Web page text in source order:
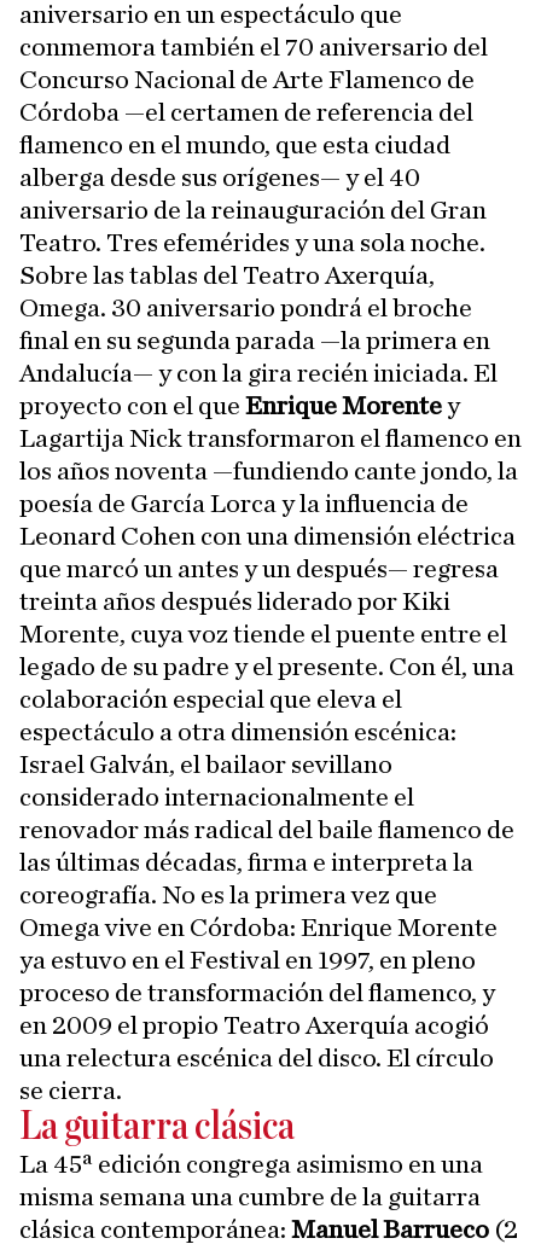
aniversario en un espectáculo que
conmemora también el 70 aniversario del
Concurso Nacional de Arte Flamenco de
Córdoba —el certamen de referencia del
flamenco en el mundo, que esta ciudad
alberga desde sus orígenes— y el 40
aniversario de la reinauguración del Gran
Teatro. Tres efemérides y una sola noche.
Sobre las tablas del Teatro Axerquía,
Omega. 30 aniversario pondrá el broche
final en su segunda parada —la primera en
Andalucía— y con la gira recién iniciada. El
proyecto con el que Enrique Morentey
Lagartija Nick transformaron el flamenco en
los años noventa —fundiendo cante jondo, la
poesía de García Lorca y la influencia de
Leonard Cohen con una dimensión eléctrica
que marcó un antes y un después— regresa
treinta años después liderado por Kiki
Morente, cuya voz tiende el puente entre el
legado de su padre y el presente. Con él, una
colaboración especial que eleva el
espectáculo a otra dimensión escénica:
Israel Galván, el bailaor sevillano
considerado internacionalmente el
renovador más radical del baile flamenco de
las últimas décadas, firma e interpreta la
coreografía. No es la primera vez que
Omega vive en Córdoba: Enrique Morente
ya estuvo en el Festival en 1997, en pleno
proceso de transformación del flamenco, y
en 2009 el propio Teatro Axerquía acogió
una relectura escénica del disco. El círculo
se cierra.
La guitarra clásica
La 45ª edición congrega asimismo en una
misma semana una cumbre de la guitarra
clásica contemporánea: Manuel Barrueco (2